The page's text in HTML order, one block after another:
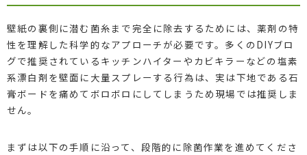
壁紙の裏側に潜む菌糸まで完全に除去するためには、薬剤の特
性を理解した科学的なアプローチが必要です。多くのDIYブロ
グで推奨されているキッチンハイターやカビキラーなどの塩素
系漂白剤を壁面に大量スプレーする行為は、実は下地である石
膏ボードを痛めてボロボロにしてしまうため現場では推奨しま
せん。
まずは以下の手順に沿って、段階的に除菌作業を進めてくださ